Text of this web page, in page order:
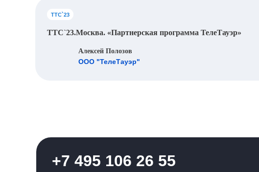
ТТС`23
ТТС`23.Москва. «Партнерская программа ТелеТауэр»
Алексей Полозов
ООО "ТелеТауэр"
+7 495 106 26 55